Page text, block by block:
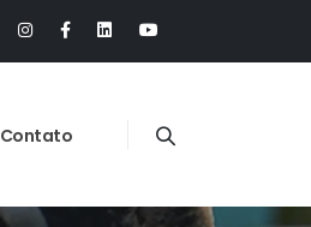
Contato